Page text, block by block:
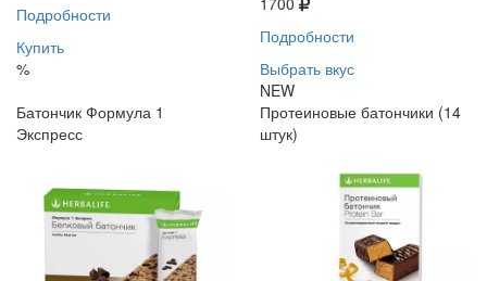
Подробности
Купить
%
Подробности
Выбрать вкус
NEW
Батончик Формула 1
Экспресс
Протеиновые батончики (14
штук)